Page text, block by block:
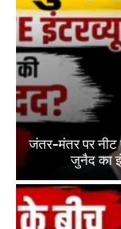
जंतर-मंतर पर नीट
जुनैद का